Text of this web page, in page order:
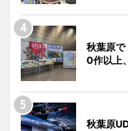
秋葉原
0作以上
秋葉原